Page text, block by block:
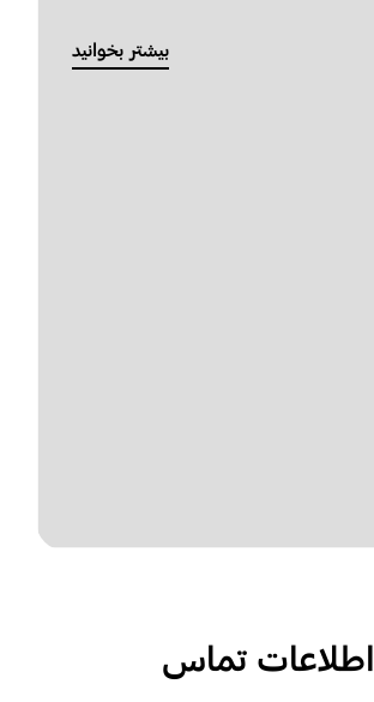
بیشتر بخوانید
اطلاعات تماس